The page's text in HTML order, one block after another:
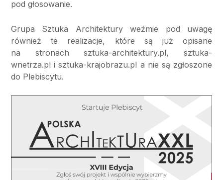
pod głosowanie.
Grupa Sztuka Architektury weźmie pod uwagę
również te realizacje, które są już opisane
na stronach sztuka-architektury.pl, sztuka-
wnetrza.pl i sztuka-krajobrazu.pl a nie są zgłoszone
do Plebiscytu.